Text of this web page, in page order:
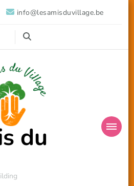
info@lesamisduvillage.be
du